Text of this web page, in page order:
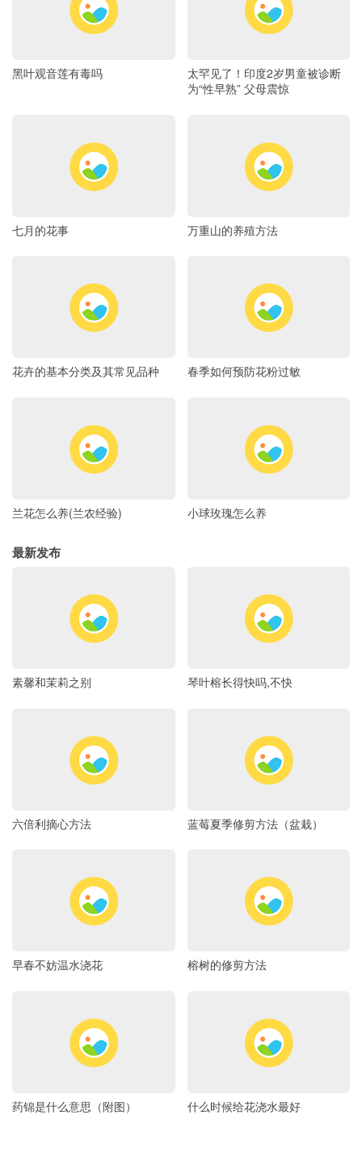
黑叶观音莲有毒吗
太罕见了！印度2岁男童被诊断
为“性早熟” 父母震惊
七月的花事 万重山的养殖方法
花卉的基本分类及其常见品种 春季如何预防花粉过敏
兰花怎么养(兰农经验) 小球玫瑰怎么养
最新发布
素馨和茉莉之别 琴叶榕长得快吗,不快
六倍利摘心方法 蓝莓夏季修剪方法（盆栽）
早春不妨温水浇花 榕树的修剪方法
药锦是什么意思（附图） 什么时候给花浇水最好